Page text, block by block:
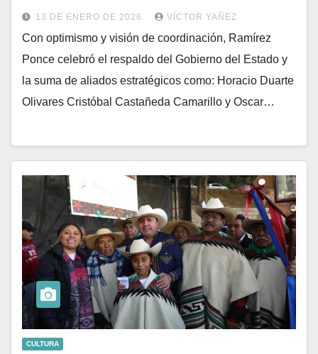
13 DE ENERO DE 2026 VÍCTOR YAÑEZ
Con optimismo y visión de coordinación, Ramírez
Ponce celebró el respaldo del Gobierno del Estado y
la suma de aliados estratégicos como: Horacio Duarte
Olivares Cristóbal Castañeda Camarillo y Oscar…
CULTURA